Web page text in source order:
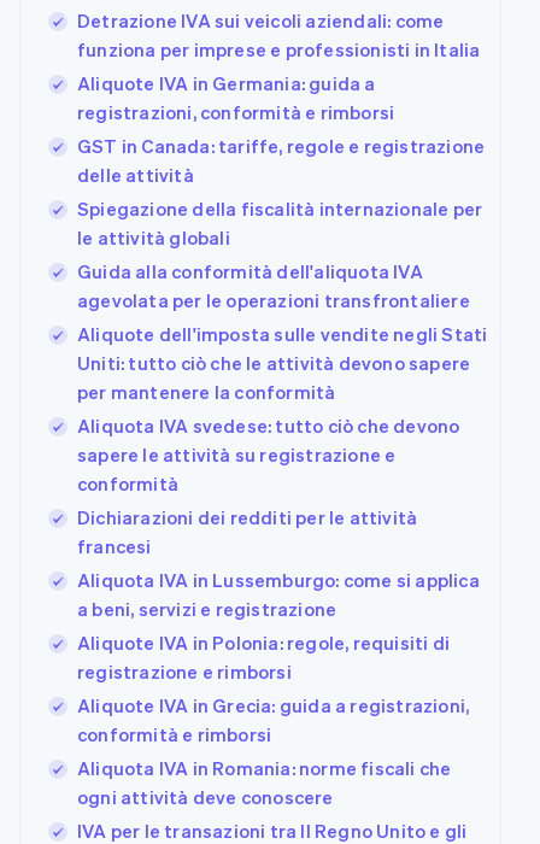
Detrazione IVA sui veicoli aziendali: come
funziona per imprese e professionisti in Italia
Aliquote IVA in Germania: guida a
registrazioni, conformità e rimborsi
GST in Canada: tariffe, regole e registrazione
delle attività
Spiegazione della fiscalità internazionale per
le attività globali
Guida alla conformità dell'aliquota IVA
agevolata per le operazioni transfrontaliere
Aliquote dell'imposta sulle vendite negli Stati
Uniti: tutto ciò che le attività devono sapere
per mantenere la conformità
Aliquota IVA svedese: tutto ciò che devono
sapere le attività su registrazione e
conformità
Dichiarazioni dei redditi per le attività
francesi
Aliquota IVA in Lussemburgo: come si applica
a beni, servizi e registrazione
Aliquote IVA in Polonia: regole, requisiti di
registrazione e rimborsi
Aliquote IVA in Grecia: guida a registrazioni,
conformità e rimborsi
Aliquota IVA in Romania: norme fiscali che
ogni attività deve conoscere
IVA per le transazioni tra Il Regno Unito e gli